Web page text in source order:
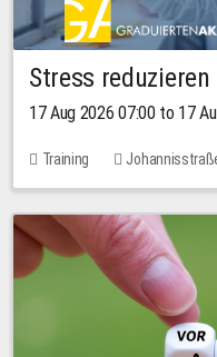
Stress
17 Aug 2026 07:00 to 17
Training
1 place
10.00 EUR